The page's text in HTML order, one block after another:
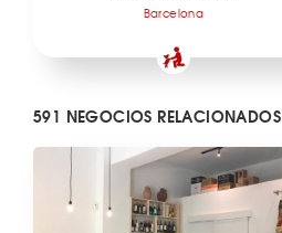
Barcelona
591 NEGOCIOS RELACIONADOS